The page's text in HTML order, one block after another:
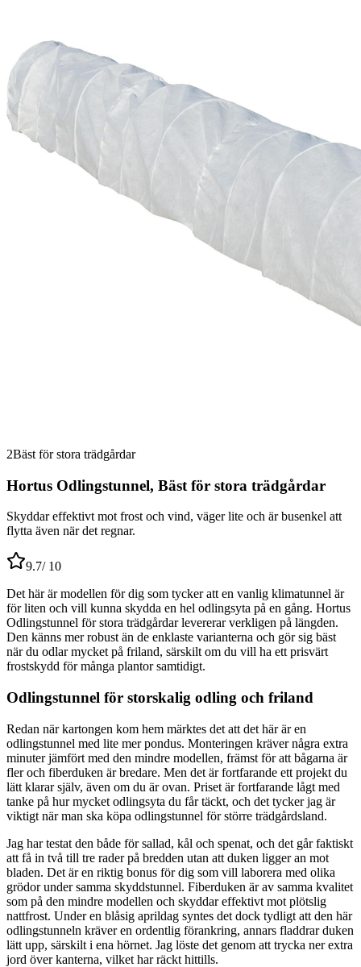
2Bäst för stora trädgårdar
Hortus Odlingstunnel, Bäst för stora trädgårdar
Skyddar effektivt mot frost och vind, väger lite och är busenkel att
flytta även när det regnar.
9.7/ 10
Det här är modellen för dig som tycker att en vanlig klimatunnel är
för liten och vill kunna skydda en hel odlingsyta på en gång. Hortus
Odlingstunnel för stora trädgårdar levererar verkligen på längden.
Den känns mer robust än de enklaste varianterna och gör sig bäst
när du odlar mycket på friland, särskilt om du vill ha ett prisvärt
frostskydd för många plantor samtidigt.
Odlingstunnel för storskalig odling och friland
Redan när kartongen kom hem märktes det att det här är en
odlingstunnel med lite mer pondus. Monteringen kräver några extra
minuter jämfört med den mindre modellen, främst för att bågarna är
fler och fiberduken är bredare. Men det är fortfarande ett projekt du
lätt klarar själv, även om du är ovan. Priset är fortfarande lågt med
tanke på hur mycket odlingsyta du får täckt, och det tycker jag är
viktigt när man ska köpa odlingstunnel för större trädgårdsland.
Jag har testat den både för sallad, kål och spenat, och det går faktiskt
att få in två till tre rader på bredden utan att duken ligger an mot
bladen. Det är en riktig bonus för dig som vill laborera med olika
grödor under samma skyddstunnel. Fiberduken är av samma kvalitet
som på den mindre modellen och skyddar effektivt mot plötslig
nattfrost. Under en blåsig aprildag syntes det dock tydligt att den här
odlingstunneln kräver en ordentlig förankring, annars fladdrar duken
lätt upp, särskilt i ena hörnet. Jag löste det genom att trycka ner extra
jord över kanterna, vilket har räckt hittills.